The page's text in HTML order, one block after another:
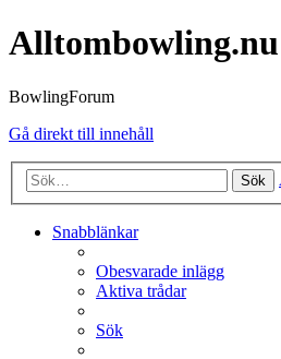
Alltombowling.nu
BowlingForum
Gå direkt till innehåll
Sök
Snabblänkar
Obesvarade inlägg
Aktiva trådar
Sök